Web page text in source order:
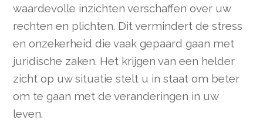
waardevolle inzichten verschaffen over uw
rechten en plichten. Dit vermindert de stress
en onzekerheid die vaak gepaard gaan met
juridische zaken. Het krijgen van een helder
zicht op uw situatie stelt u in staat om beter
om te gaan met de veranderingen in uw
leven.